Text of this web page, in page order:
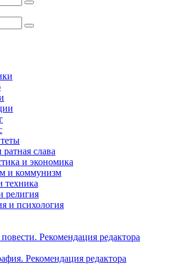
слава
и экономика
и коммунизм
техника
религия
и психология
Рекомендация редактора
Рекомендация редактора